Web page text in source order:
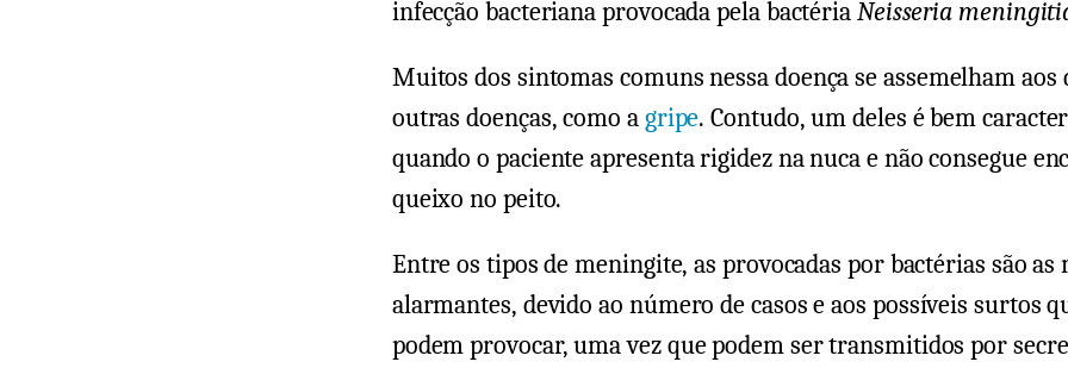
infecção bacteriana provocada pela bactériaNeisseria
Muitos dos sintomas comuns nessa doença se assemelham aos
outras doenças, como agripe. Contudo, um deles é bem
quando o paciente apresenta rigidez na nuca e não consegue
queixo no peito.
Entre os tipos de meningite, as provocadas por bactérias são as
alarmantes, devido ao número de casos e aos possíveis surtos
podem provocar, uma vez que podem ser transmitidos por